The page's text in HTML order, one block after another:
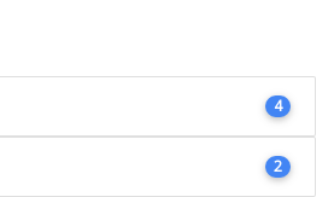
4
2